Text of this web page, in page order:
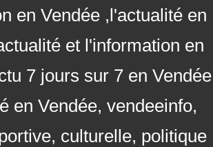
en Vendée ,l'actualité en
et l'information en
7 jours sur 7 en Vendée
en Vendée, vendeeinfo,
culturelle, politique